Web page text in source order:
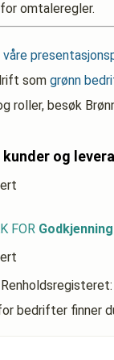
for omtaleregler.
våre
som grønn
roller, besøk
og
FOR
bedrifter finner